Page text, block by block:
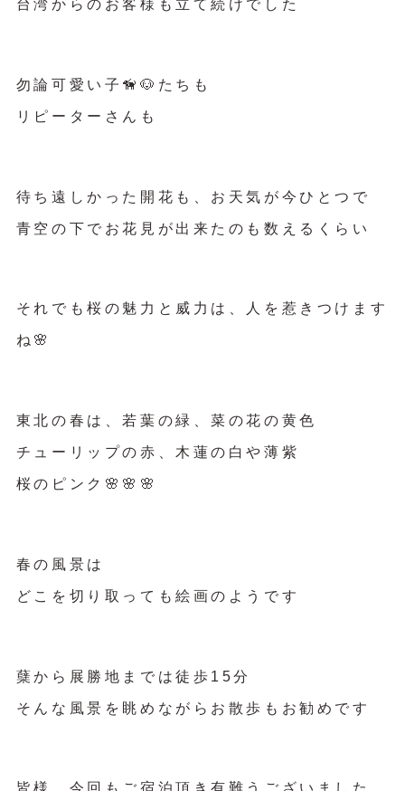
台湾からのお客様も立て続けでした
勿論可愛い子🦮🐶たちも
リピーターさんも
待ち遠しかった開花も、お天気が今ひとつで
青空の下でお花見が出来たのも数えるくらい
それでも桜の魅力と威力は、人を惹きつけます
ね🌸
東北の春は、若葉の緑、菜の花の黄色
チューリップの赤、木蓮の白や薄紫
桜のピンク🌸🌸🌸
春の風景は
どこを切り取っても絵画のようです
蘖から展勝地までは徒歩15分
そんな風景を眺めながらお散歩もお勧めです